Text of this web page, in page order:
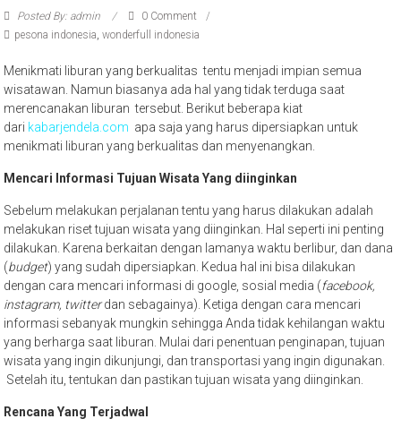
Posted By: admin
0 Comment
pesona indonesia,wonderfull indonesia
Menikmati liburan yang berkualitas tentu menjadi impian semua
wisatawan. Namun biasanya ada hal yang tidak terduga saat
merencanakan liburan tersebut. Berikut beberapa kiat
dari kabarjendela.com apa saja yang harus dipersiapkan untuk
menikmati liburan yang berkualitas dan menyenangkan.
Mencari Informasi Tujuan Wisata Yang diinginkan
Sebelum melakukan perjalanan tentu yang harus dilakukan adalah
melakukan riset tujuan wisata yang diinginkan. Hal seperti ini penting
dilakukan. Karena berkaitan dengan lamanya waktu berlibur, dan dana
(budget) yang sudah dipersiapkan. Kedua hal ini bisa dilakukan
dengan cara mencari informasi di google, sosial media (facebook,
instagram, twitterdan sebagainya). Ketiga dengan cara mencari
informasi sebanyak mungkin sehingga Anda tidak kehilangan waktu
yang berharga saat liburan. Mulai dari penentuan penginapan, tujuan
wisata yang ingin dikunjungi, dan transportasi yang ingin digunakan.
Setelah itu, tentukan dan pastikan tujuan wisata yang diinginkan.
Rencana Yang Terjadwal